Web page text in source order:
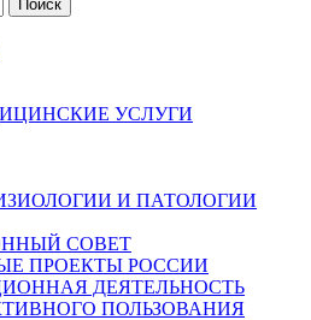
УСЛУГИ
И ПАТОЛОГИИ
СОВЕТ
ПРОЕКТЫ РОССИИ
ДЕЯТЕЛЬНОСТЬ
ПОЛЬЗОВАНИЯ